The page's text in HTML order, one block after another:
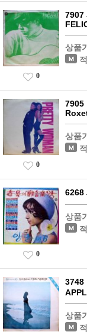
7907
상품
0
7905
상품
0
6268
상품
0
3748
상품